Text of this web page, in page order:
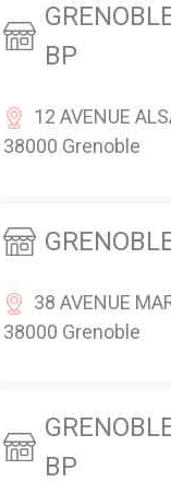
BP
12 AVENUE
38000 Grenoble
38 AVENUE
38000 Grenoble
BP